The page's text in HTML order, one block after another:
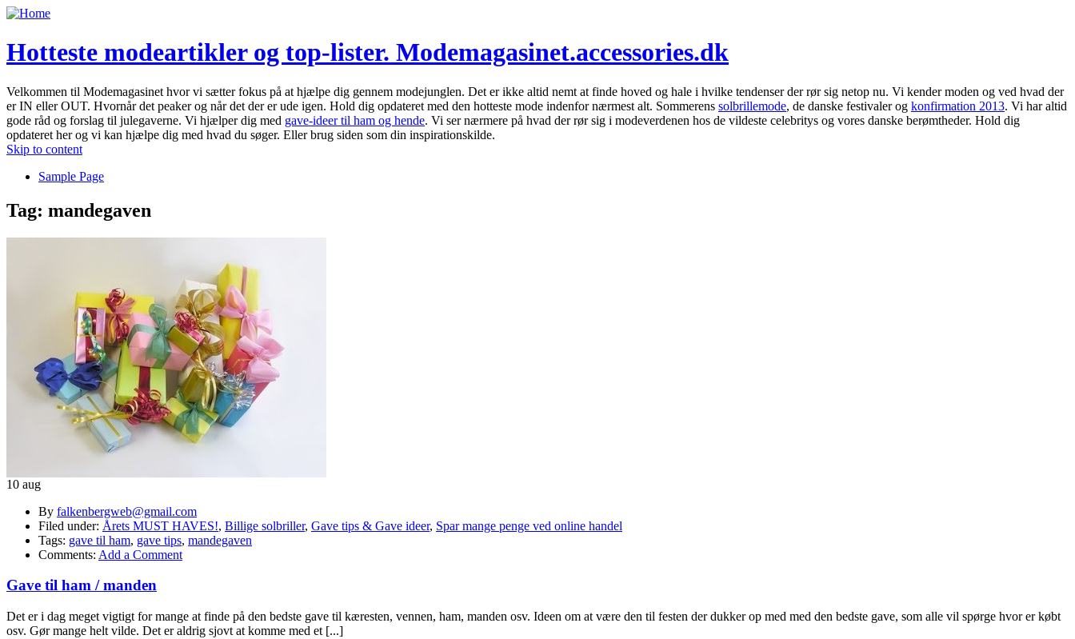
Hotteste modeartikler og top-lister. Modemagasinet.accessories.dk
Velkommen til Modemagasinet hvor vi sætter fokus på at hjælpe dig gennem modejunglen. Det er ikke altid nemt at finde hoved og hale i hvilke tendenser der rør sig netop nu. Vi kender moden og ved hvad der
er IN eller OUT. Hvornår det peaker og når det der er ude igen. Hold dig opdateret med den hotteste mode indenfor nærmest alt. Sommerens solbrillemode, de danske festivaler og konfirmation 2013. Vi har altid
gode råd og forslag til julegaverne. Vi hjælper dig med gave-ideer til ham og hende. Vi ser nærmere på hvad der rør sig i modeverdenen hos de vildeste celebritys og vores danske berømtheder. Hold dig
opdateret her og vi kan hjælpe dig med hvad du søger. Eller brug siden som din inspirationskilde.
Skip to content
Sample Page
Tag: mandegaven
10 aug
By falkenbergweb@gmail.com
Filed under: Årets MUST HAVES!, Billige solbriller, Gave tips & Gave ideer, Spar mange penge ved online handel
Tags: gave til ham, gave tips, mandegaven
Comments: Add a Comment
Gave til ham / manden
Det er i dag meget vigtigt for mange at finde på den bedste gave til kæresten, vennen, ham, manden osv. Ideen om at være den til festen der dukker op med med den bedste gave, som alle vil spørge hvor er købt
osv. Gør mange helt vilde. Det er aldrig sjovt at komme med et [...]